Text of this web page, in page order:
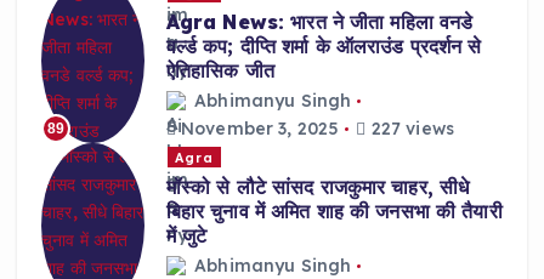
89
Agra News: भारत ने जीता महिला वनडे
वर्ल्ड कप; दीप्ति शर्मा के ऑलराउंड प्रदर्शन से
ऐतिहासिक जीत
Abhimanyu Singh
November 3, 2025
227 views
Agra
मॉस्को से लौटे सांसद राजकुमार चाहर, सीधे
बिहार चुनाव में अमित शाह की जनसभा की तैयारी
में जुटे
Abhimanyu Singh